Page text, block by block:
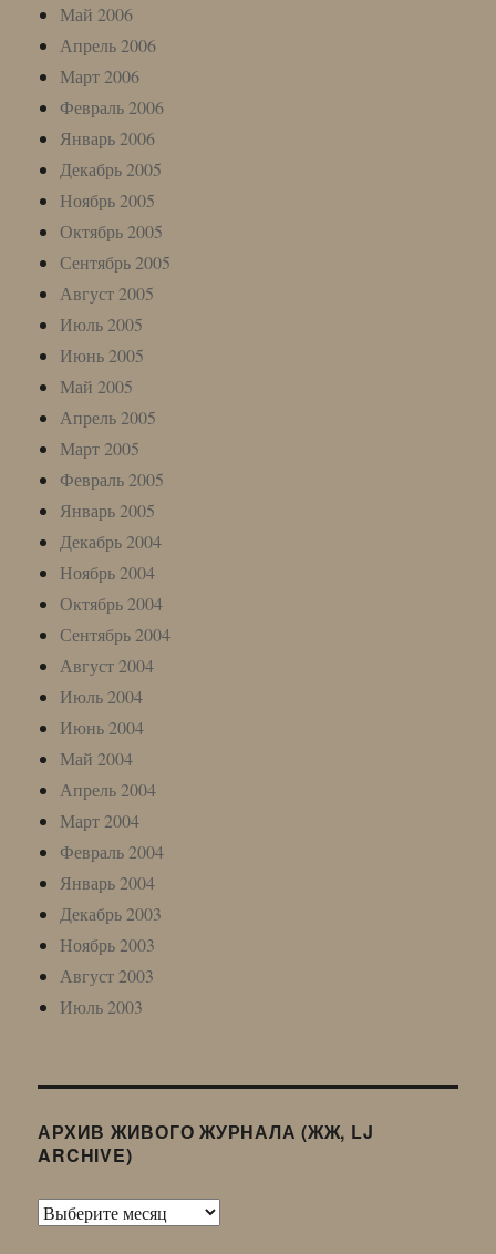
Май 2006
Апрель 2006
Март 2006
Февраль 2006
Январь 2006
Декабрь 2005
Ноябрь 2005
Октябрь 2005
Сентябрь 2005
Август 2005
Июль 2005
Июнь 2005
Май 2005
Апрель 2005
Март 2005
Февраль 2005
Январь 2005
Декабрь 2004
Ноябрь 2004
Октябрь 2004
Сентябрь 2004
Август 2004
Июль 2004
Июнь 2004
Май 2004
Апрель 2004
Март 2004
Февраль 2004
Январь 2004
Декабрь 2003
Ноябрь 2003
Август 2003
Июль 2003
АРХИВ ЖИВОГО ЖУРНАЛА (ЖЖ, LJ
ARCHIVE)
Архив